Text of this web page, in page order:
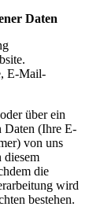
Daten
E-Mail-
über ein
Daten (Ihre E-
von uns
diesem
die
wird
bestehen.